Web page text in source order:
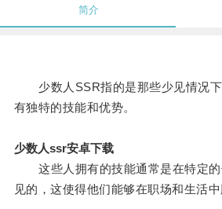
简介
少数人SSR指的是那些少见情况下
有独特的技能和优势。
少数人ssr安卓下载
这些人拥有的技能通常是在特定的
见的，这使得他们能够在职场和生活中